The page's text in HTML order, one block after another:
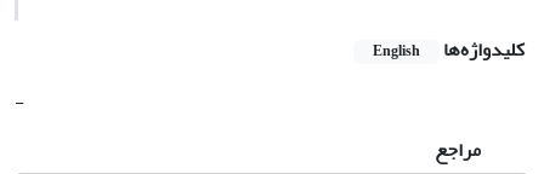
کلیدواژه‌ها English
-
مراجع